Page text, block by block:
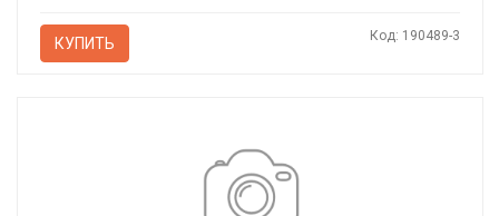
КУПИТЬ Код: 190489-3